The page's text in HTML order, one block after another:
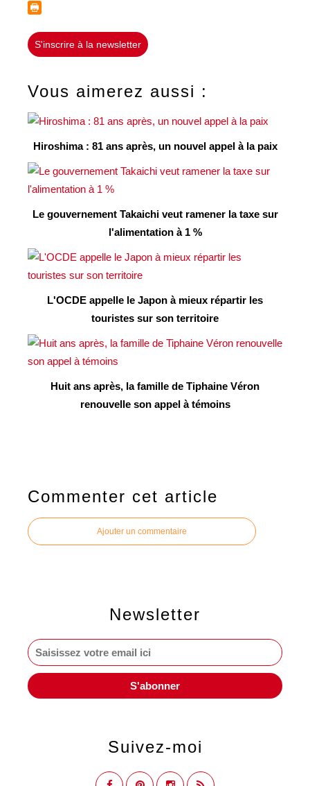
S'inscrire à la newsletter
Vous aimerez aussi :
Hiroshima : 81 ans après, un nouvel appel à la paix
Le gouvernement Takaichi veut ramener la taxe sur
l'alimentation à 1 %
L'OCDE appelle le Japon à mieux répartir les
touristes sur son territoire
Huit ans après, la famille de Tiphaine Véron
renouvelle son appel à témoins
Commenter cet article
Ajouter un commentaire
Newsletter
Suivez-moi